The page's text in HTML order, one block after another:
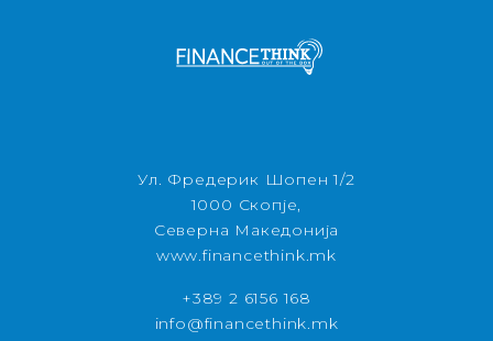
Ул. Фредерик Шопен 1/2
1000 Скопје,
Северна Македонија
www.financethink.mk
+389 2 6156 168
info@financethink.mk